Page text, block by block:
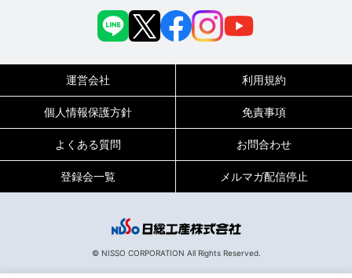
0120-717-450
平日9:00～19:00（土日祝は18:00まで）
132743
運営会社 利用規約
個人情報保護方針 免責事項
よくある質問 お問合わせ
登録会一覧 メルマガ配信停止
© NISSO CORPORATION All Rights Reserved.